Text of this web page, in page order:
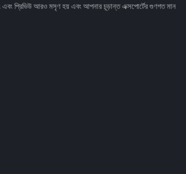
এবং প্রিভিউ আরও মসৃণ হয় এবং আপনার চূড়ান্ত এক্সপোর্টের গুণগত মান